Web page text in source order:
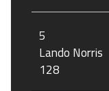
5
Lando Norris
128